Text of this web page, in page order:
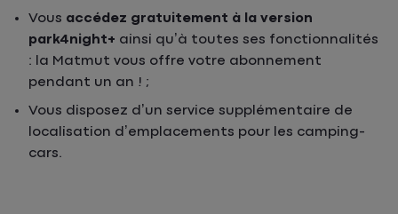
Vous accédez gratuitement à la version
park4night+ ainsi qu’à toutes ses fonctionnalités
: la Matmut vous offre votre abonnement
pendant un an ! ;
Vous disposez d’un service supplémentaire de
localisation d’emplacements pour les camping-
cars.